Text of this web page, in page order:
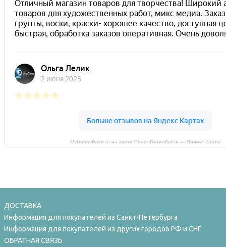
MyHobbyPoint.ru на карте Санкт‑Петербурга — Яндекс Карты
ДОСТАВКА
Информация для покупателей из Санкт-Петербурга
Информация для покупателей из других городов РФ и СНГ
ОБРАТНАЯ СВЯЗЬ